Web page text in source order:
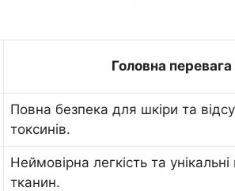
Головна перевага
Повна безпека для шкіри та
токсинів.
Неймовірна легкість та унікальні
тканин.